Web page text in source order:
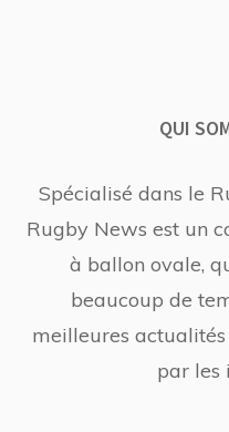
QUI
Spécialisé dans le
Rugby News est un
à ballon ovale,
beaucoup de
meilleures
par les